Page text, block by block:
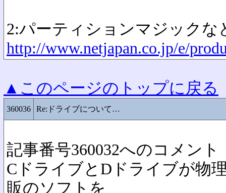
2:パーティションマジックな
http://www.netjapan.co.jp/e/
▲このページのトップに戻る
360036 Re:ドライブについて…
記事番号360032へのコメント
CドライブとDドライブが物
販のソフトを